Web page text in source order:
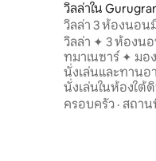
วิลล่าใน
วิลล่า 3 ห้องนอน
กอล์ฟ มาเนซาร์
วิลล่า ✦ 3 ห้องน
ทมาเนซาร์ ✦ มองเ
นั่งเล่นและทาน
นั่งเล่นในห้องใต้
นพร้อมอุปกรณ์ทุ
ครอบครัว · สถาน